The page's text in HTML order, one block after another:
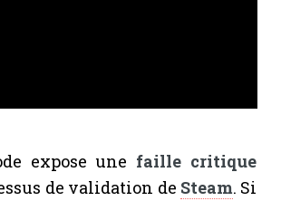
expose une faille critique
de validation de Steam. Si